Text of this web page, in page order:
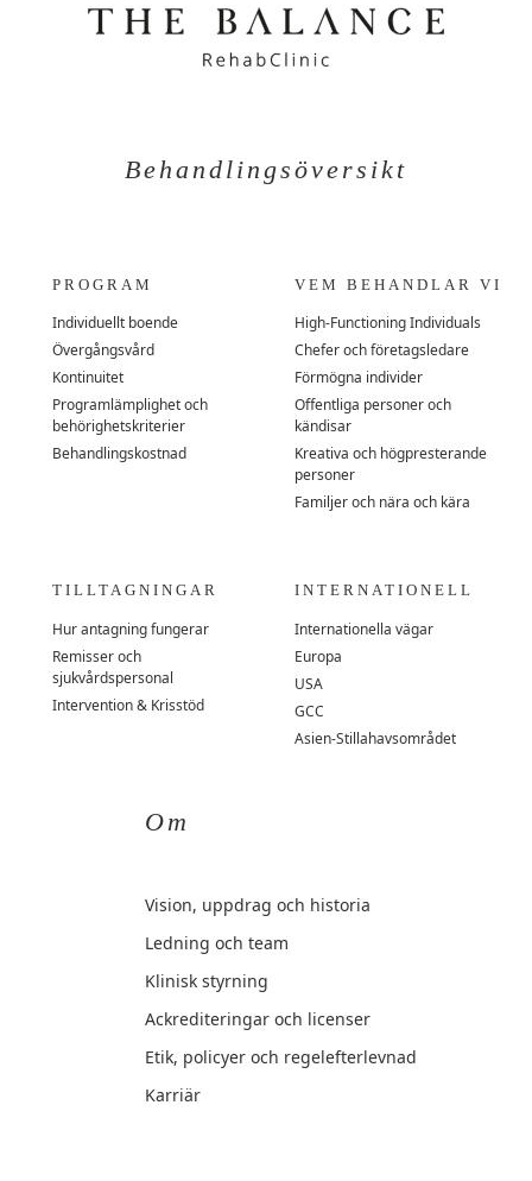
Behandlingsöversikt
PROGRAM
Individuellt boende
Övergångsvård
Kontinuitet
Programlämplighet och
behörighetskriterier
Behandlingskostnad
VEM BEHANDLAR VI
High-Functioning Individuals
Chefer och företagsledare
Förmögna individer
Offentliga personer och
kändisar
Kreativa och högpresterande
personer
Familjer och nära och kära
TILLTAGNINGAR
Hur antagning fungerar
Remisser och
sjukvårdspersonal
Intervention & Krisstöd
INTERNATIONELL
Internationella vägar
Europa
USA
GCC
Asien-Stillahavsområdet
Om
Vision, uppdrag och historia
Ledning och team
Klinisk styrning
Ackrediteringar och licenser
Etik, policyer och regelefterlevnad
Karriär